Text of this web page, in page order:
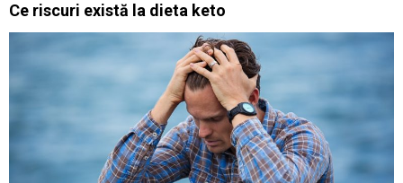
Ce riscuri există la dieta keto